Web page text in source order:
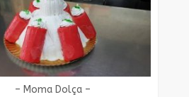
– Moma Dolça –